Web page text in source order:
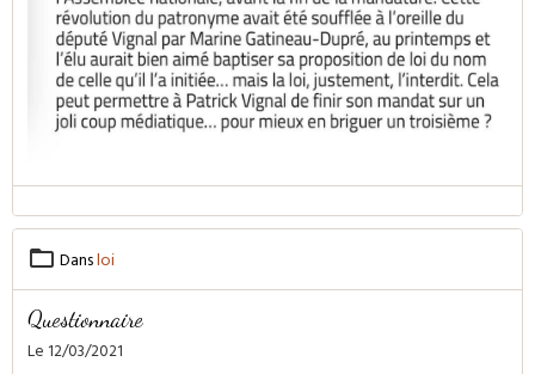
Dansloi
Questionnaire
Le 12/03/2021